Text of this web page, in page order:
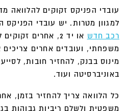
עובדי הפניקס זקוקים להלוואה
למגוון מטרות. יש עובדי הפניקס
רכב חדש
או יד 2, אחרים
משפחתי, ועובדים אחרים צריכים
מינוס בבנק, להחזיר חובות,
באוניברסיטה ועוד.
כל הלוואה צריך להחזיר בזמן,
משפטית ולשלם ריביות גבוהות